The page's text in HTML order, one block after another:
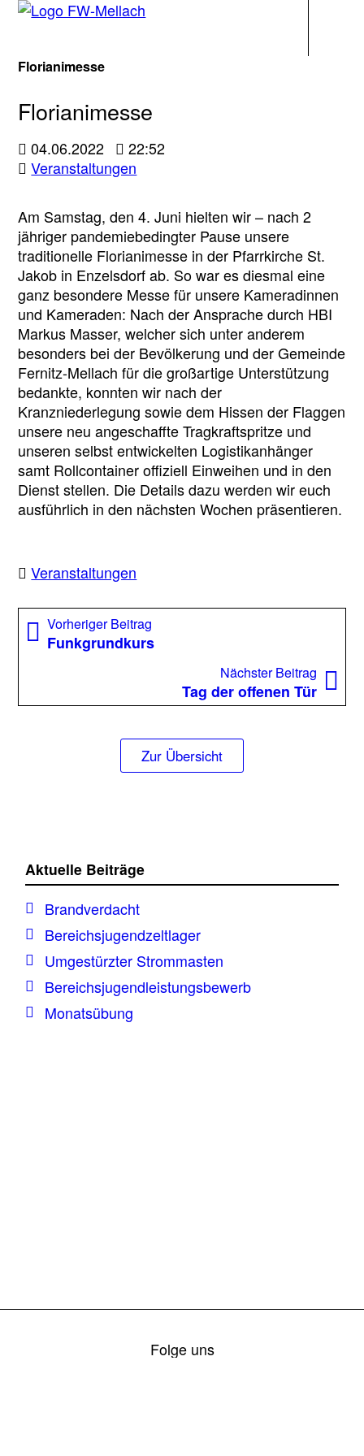
Florianimesse
Florianimesse
04.06.2022
22:52
Veranstaltungen
Am Samstag, den 4. Juni hielten wir – nach 2
jähriger pandemiebedingter Pause unsere
traditionelle Florianimesse in der Pfarrkirche St.
Jakob in Enzelsdorf ab. So war es diesmal eine
ganz besondere Messe für unsere Kameradinnen
und Kameraden: Nach der Ansprache durch HBI
Markus Masser, welcher sich unter anderem
besonders bei der Bevölkerung und der Gemeinde
Fernitz-Mellach für die großartige Unterstützung
bedankte, konnten wir nach der
Kranzniederlegung sowie dem Hissen der Flaggen
unsere neu angeschaffte Tragkraftspritze und
unseren selbst entwickelten Logistikanhänger
samt Rollcontainer offiziell Einweihen und in den
Dienst stellen. Die Details dazu werden wir euch
ausführlich in den nächsten Wochen präsentieren.
Veranstaltungen
Beitragsnavigation
Vorheriger Beitrag
Beitrag:
Funkgrundkurs
Nächster Beitrag
Tag der offenen Tür
Zur Übersicht
Aktuelle Beiträge
Brandverdacht
Bereichsjugendzeltlager
Umgestürzter Strommasten
Bereichsjugendleistungsbewerb
Monatsübung
Folge uns